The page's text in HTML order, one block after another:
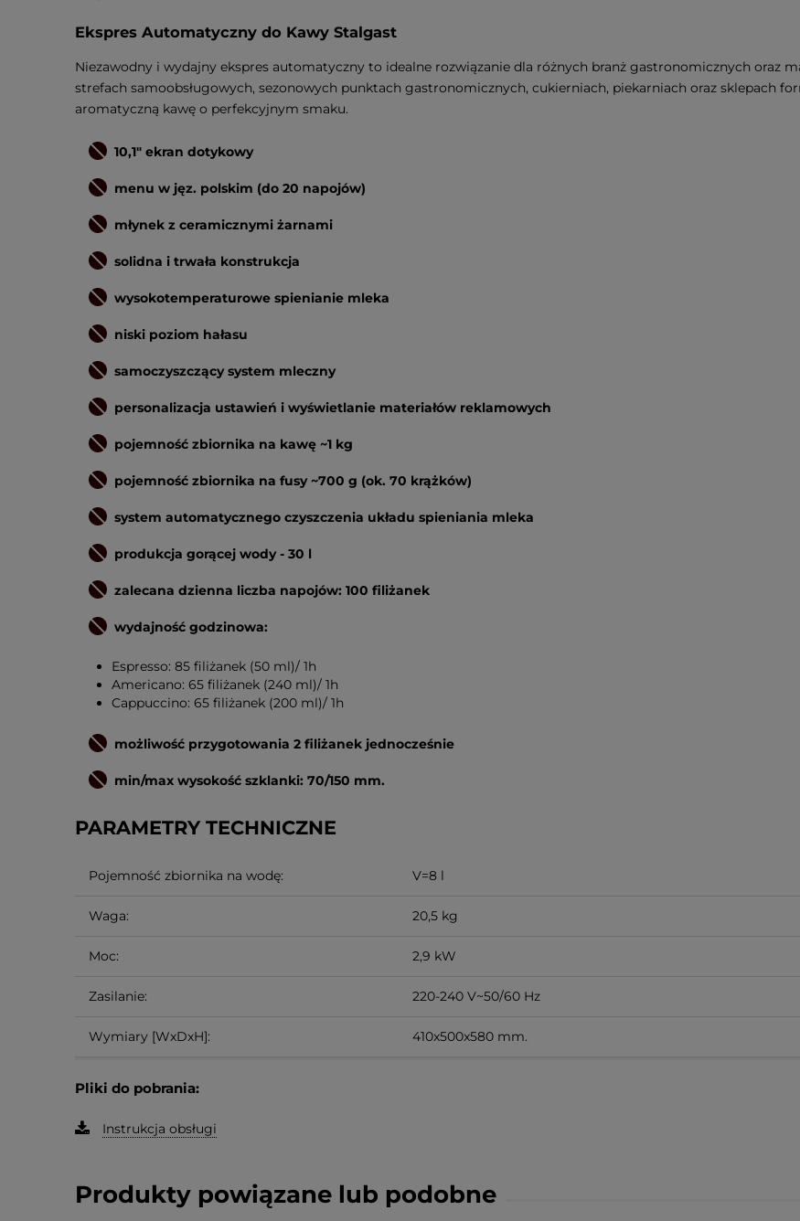
Ekspres Automatyczny do Kawy Stalgast
Niezawodny i wydajny ekspres automatyczny to idealne rozwiązanie dla różnych branż gastronomicznych oraz
strefach samoobsługowych, sezonowych punktach gastronomicznych, cukierniach, piekarniach oraz sklepach
aromatyczną kawę o perfekcyjnym smaku.
10,1" ekran dotykowy
menu w jęz. polskim (do 20 napojów)
młynek z ceramicznymi żarnami
solidna i trwała konstrukcja
wysokotemperaturowe spienianie mleka
niski poziom hałasu
samoczyszczący system mleczny
personalizacja ustawień i wyświetlanie materiałów reklamowych
pojemność zbiornika na kawę ~1 kg
pojemność zbiornika na fusy ~700 g (ok. 70 krążków)
system automatycznego czyszczenia układu spieniania mleka
produkcja gorącej wody - 30 l
zalecana dzienna liczba napojów: 100 filiżanek
wydajność godzinowa:
Espresso: 85 filiżanek (50 ml)/ 1h
Americano: 65 filiżanek (240 ml)/ 1h
Cappuccino: 65 filiżanek (200 ml)/ 1h
możliwość przygotowania 2 filiżanek jednocześnie
min/max wysokość szklanki: 70/150 mm.
PARAMETRY TECHNICZNE
Pojemność zbiornika na wodę: V=8 l
Waga: 20,5 kg
Moc: 2,9 kW
Zasilanie: 220-240 V~50/60 Hz
Wymiary [WxDxH]: 410x500x580 mm.
Pliki do pobrania:
Instrukcja obsługi
Produkty powiązane lub podobne